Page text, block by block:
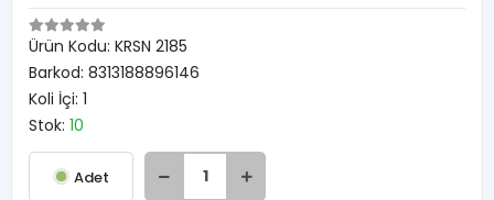
Ürün Kodu: KRSN 2185
Barkod: 8313188896146
Koli İçi: 1
Stok: 10
Adet